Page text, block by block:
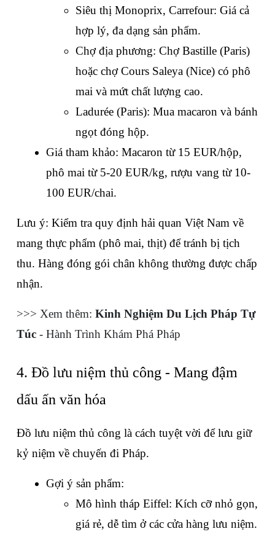
Siêu thị Monoprix, Carrefour: Giá cả
hợp lý, đa dạng sản phẩm.
Chợ địa phương: Chợ Bastille (Paris)
hoặc chợ Cours Saleya (Nice) có phô
mai và mứt chất lượng cao.
Ladurée (Paris): Mua macaron và bánh
ngọt đóng hộp.
Giá tham khảo: Macaron từ 15 EUR/hộp,
phô mai từ 5-20 EUR/kg, rượu vang từ 10-
100 EUR/chai.
Lưu ý: Kiểm tra quy định hải quan Việt Nam về
mang thực phẩm (phô mai, thịt) để tránh bị tịch
thu. Hàng đóng gói chân không thường được chấp
nhận.
>>> Xem thêm: Kinh Nghiệm Du Lịch Pháp Tự
Túc - Hành Trình Khám Phá Pháp
4. Đồ lưu niệm thủ công - Mang đậm
dấu ấn văn hóa
Đồ lưu niệm thủ công là cách tuyệt vời để lưu giữ
kỷ niệm về chuyến đi Pháp.
Gợi ý sản phẩm:
Mô hình tháp Eiffel: Kích cỡ nhỏ gọn,
giá rẻ, dễ tìm ở các cửa hàng lưu niệm.